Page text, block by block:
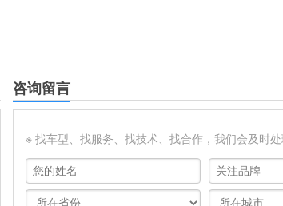
咨询留言
※ 找车型、找服务、找技术、找合作，我们会及时处